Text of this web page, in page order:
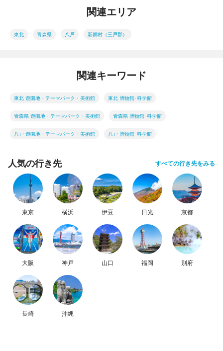
関連エリア
東北 青森県 八戸 新郷村（三戸郡）
関連キーワード
東北 遊園地・テーマパーク・美術館 東北 博物館･科学館
青森県 遊園地・テーマパーク・美術館 青森県 博物館･科学館
八戸 遊園地・テーマパーク・美術館 八戸 博物館･科学館
人気の行き先 すべての行き先をみる
東京 横浜 伊豆 日光 京都
大阪 神戸 山口 福岡 別府
長崎 沖縄